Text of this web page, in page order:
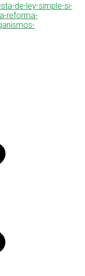
de-ley-simple-si-
reforma-